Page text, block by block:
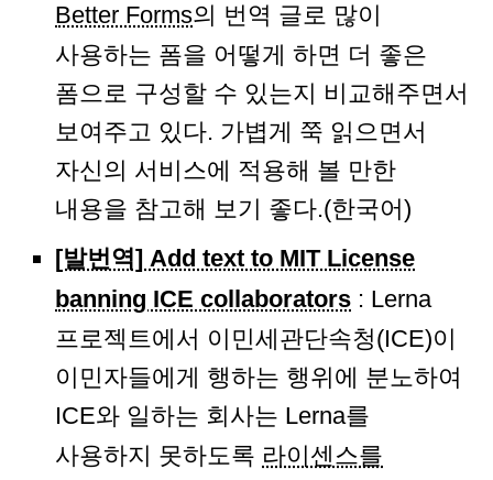
Better Forms의 번역 글로 많이
사용하는 폼을 어떻게 하면 더 좋은
폼으로 구성할 수 있는지 비교해주면서
보여주고 있다. 가볍게 쭉 읽으면서
자신의 서비스에 적용해 볼 만한
내용을 참고해 보기 좋다.(한국어)
[발번역] Add text to MIT License
banning ICE collaborators : Lerna
프로젝트에서 이민세관단속청(ICE)이
이민자들에게 행하는 행위에 분노하여
ICE와 일하는 회사는 Lerna를
사용하지 못하도록 라이센스를